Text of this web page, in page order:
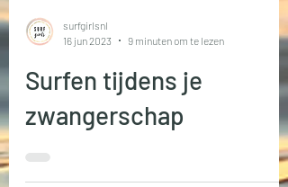
16 jun 2023
9 minuten om te lezen
Surfen tijdens je
zwangerschap